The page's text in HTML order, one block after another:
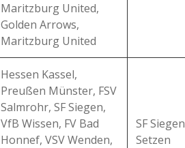
Maritzburg United,
Golden Arrows,
Maritzburg United
Hessen Kassel,
Preußen Münster, FSV
Salmrohr, SF Siegen,
VfB Wissen, FV Bad
Honnef, VSV Wenden,
SF
Setzen